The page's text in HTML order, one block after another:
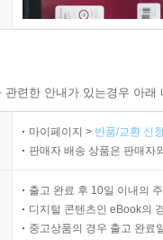
련한 안내가 있는경우 아
마이페이지 > 반품/교환 신
판매자 배송 상품은 판매자
출고 완료 후 10일 이내의
디지털 콘텐츠인 eBook의
중고상품의 경우 출고 완료